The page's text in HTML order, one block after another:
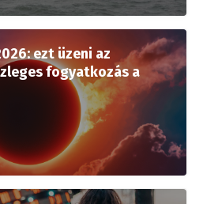
ezt üzeni az
fogyatkozás a